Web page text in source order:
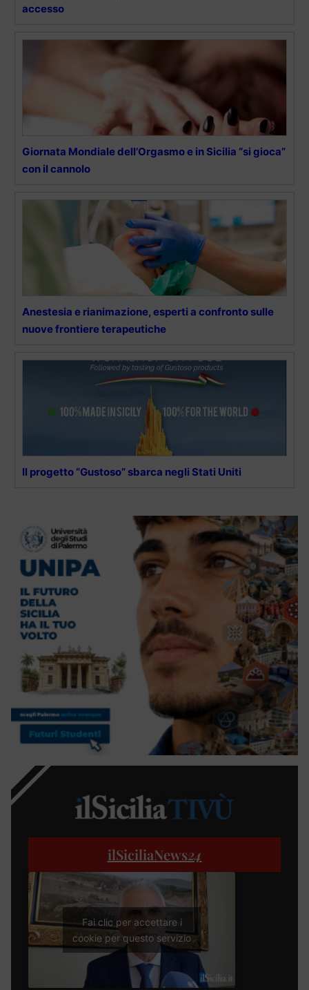
accesso
Giornata Mondiale dell’Orgasmo e in Sicilia “si gioca”
con il cannolo
Anestesia e rianimazione, esperti a confronto sulle
nuove frontiere terapeutiche
Il progetto “Gustoso” sbarca negli Stati Uniti
ilSiciliaNews24
Fai clic per accettare i
cookie per questo servizio